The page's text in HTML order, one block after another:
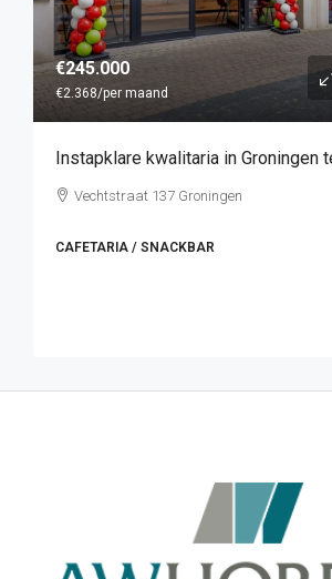
€245.000
€2.368/per maand
Instapklare kwalitaria in Groningen
Vechtstraat 137 Groningen
CAFETARIA / SNACKBAR